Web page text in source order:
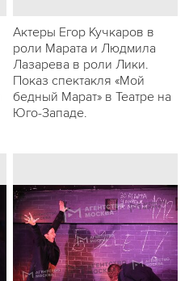
Актеры Егор Кучкаров в
роли Марата и Людмила
Лазарева в роли Лики.
Показ спектакля «Мой
бедный Марат» в Театре на
Юго-Западе.